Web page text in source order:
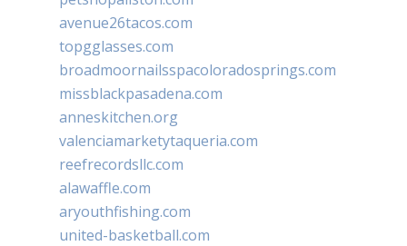
avenue26tacos.com
topgglasses.com
broadmoornailsspacoloradosprings.com
missblackpasadena.com
anneskitchen.org
valenciamarketytaqueria.com
reefrecordsllc.com
alawaffle.com
aryouthfishing.com
united-basketball.com